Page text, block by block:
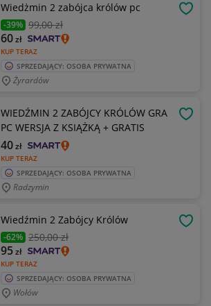
Wiedżmin 2 zabójca królów pc
-39% 99,00 zł
KUP TERAZ
60zł
SPRZEDAJĄCY: OSOBA PRYWATNA
Żyrardów
WIEDŹMIN 2 ZABÓJCY KRÓLÓW GRA
PC WERSJA Z KSIĄŻKĄ + GRATIS
KUP TERAZ
40zł
SPRZEDAJĄCY: OSOBA PRYWATNA
Radzymin
Wiedźmin 2 Zabójcy Królów
-62% 250,00 zł
KUP TERAZ
95zł
SPRZEDAJĄCY: OSOBA PRYWATNA
Wołów